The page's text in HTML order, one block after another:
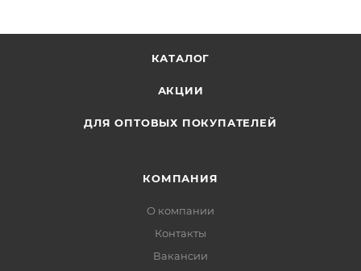
КАТАЛОГ
АКЦИИ
ДЛЯ ОПТОВЫХ ПОКУПАТЕЛЕЙ
КОМПАНИЯ
О компании
Контакты
Вакансии